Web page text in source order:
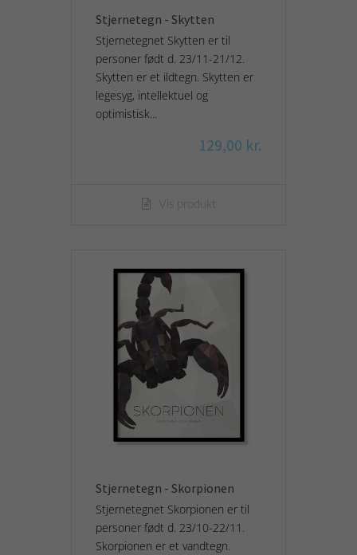
Stjernetegn - Skytten
Stjernetegnet Skytten er til
personer født d. 23/11-21/12.
Skytten er et ildtegn. Skytten er
legesyg, intellektuel og
optimistisk...
129,00 kr.
Vis produkt
Stjernetegn - Skorpionen
Stjernetegnet Skorpionen er til
personer født d. 23/10-22/11.
Skorpionen er et vandtegn.